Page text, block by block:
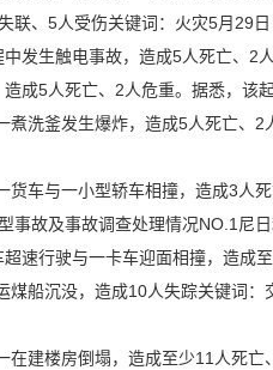
联、5人受伤关键词：火灾5月29
发生触电事故，造成5人死亡、2
成5人死亡、2人危重。据悉，该
煮洗釜发生爆炸，造成5人死亡、
货车与一小型轿车相撞，造成3人
事故及事故调查处理情况NO.1尼
超速行驶与一卡车迎面相撞，造成
煤船沉没，造成10人失踪关键词
在建楼房倒塌，造成至少11人死